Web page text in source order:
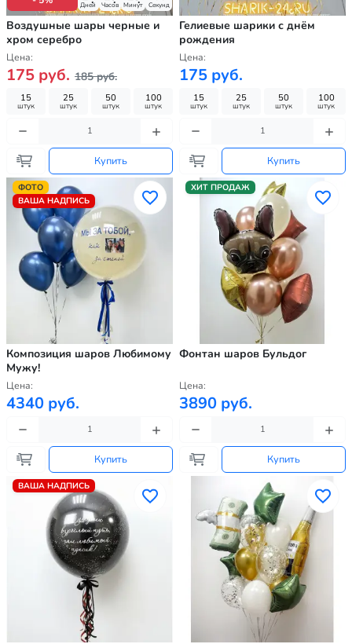
Дней Часов Минут Секунд
Воздушные шары черные и
хром серебро
Цена:
175 руб. 185 руб.
15
штук
25
штук
50
штук
100
штук
Купить
Гелиевые шарики с днём
рождения
Цена:
175 руб.
15
штук
25
штук
50
штук
100
штук
Купить
ФОТО
ВАША НАДПИСЬ
Композиция шаров Любимому
Мужу!
Цена:
4340 руб.
Купить
ХИТ ПРОДАЖ
Фонтан шаров Бульдог
Цена:
3890 руб.
Купить
ВАША НАДПИСЬ